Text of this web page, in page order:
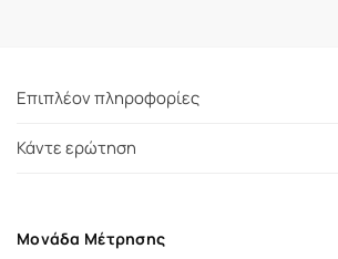
Επιπλέον πληροφορίες
Κάντε ερώτηση
Μονάδα Μέτρησης